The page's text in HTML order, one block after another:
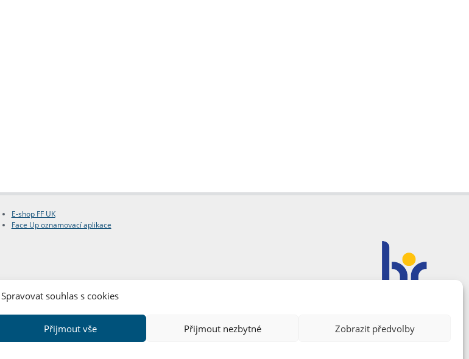
Spravovat souhlas s cookies
Přijmout vše Přijmout nezbytné Zobrazit předvolby
E-shop FF UK
Face Up oznamovací aplikace